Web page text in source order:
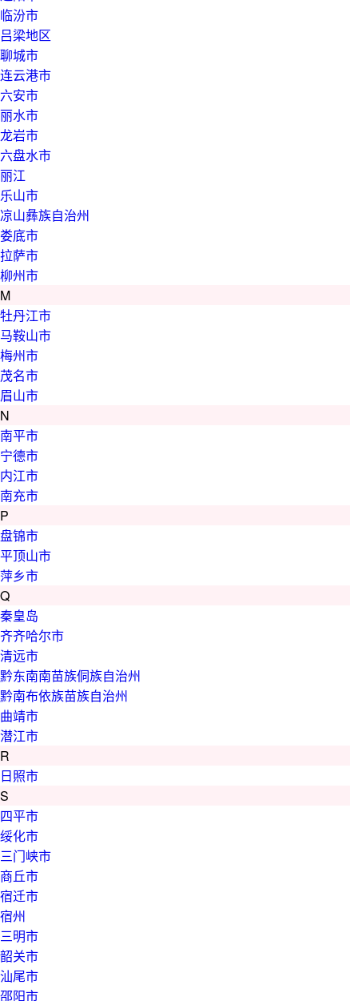
临汾市
吕梁地区
聊城市
连云港市
六安市
丽水市
龙岩市
六盘水市
丽江
乐山市
凉山彝族自治州
娄底市
拉萨市
柳州市
M
牡丹江市
马鞍山市
梅州市
茂名市
眉山市
N
南平市
宁德市
内江市
南充市
P
盘锦市
平顶山市
萍乡市
Q
秦皇岛
齐齐哈尔市
清远市
黔东南南苗族侗族自治州
黔南布依族苗族自治州
曲靖市
潜江市
R
日照市
S
四平市
绥化市
三门峡市
商丘市
宿迁市
宿州
三明市
韶关市
汕尾市
邵阳市